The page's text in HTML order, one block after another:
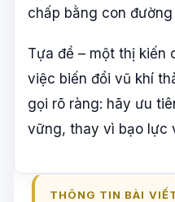
chấp bằng con đường
Tựa đề – một thị kiến
việc biến đổi vũ khí
gọi rõ ràng: hãy ưu
vững, thay vì bạo lực
THÔNG TIN BÀI